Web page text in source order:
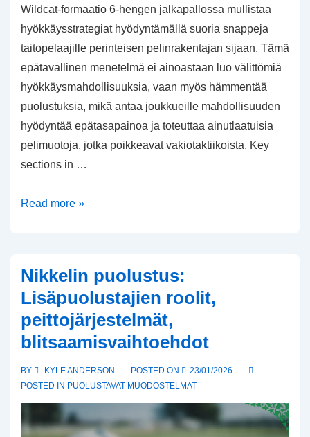
Wildcat-formaatio 6-hengen jalkapallossa mullistaa
hyökkäysstrategiat hyödyntämällä suoria snappeja
taitopelaajille perinteisen pelinrakentajan sijaan. Tämä
epätavallinen menetelmä ei ainoastaan luo välittömiä
hyökkäysmahdollisuuksia, vaan myös hämmentää
puolustuksia, mikä antaa joukkueille mahdollisuuden
hyödyntää epätasapainoa ja toteuttaa ainutlaatuisia
pelimuotoja, jotka poikkeavat vakiotaktiikoista. Key
sections in …
Wildcat-
Epätavalliset
pelit,
Puolustuksen
hämmennys
hengen
Read more »
Nikkelin puolustus:
Lisäpuolustajien roolit,
peittojärjestelmät,
blitsaamisvaihtoehdot
BY KYLE ANDERSON POSTED ON
23/01/2026
POSTED IN PUOLUSTAVAT MUODOSTELMAT